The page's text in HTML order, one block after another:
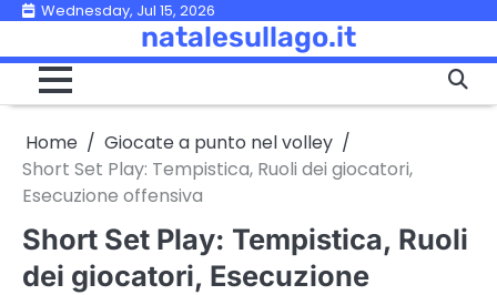
Skip
content
Wednesday, Jul 15, 2026
natalesullago.it
Home
Giocate a punto nel volley
Short Set Play: Tempistica, Ruoli dei giocatori,
Esecuzione offensiva
Short Set Play: Tempistica, Ruoli
dei giocatori, Esecuzione